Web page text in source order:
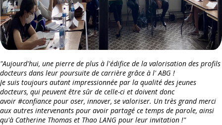
"Aujourd'hui, une pierre de plus à l'édifice de la valorisation des profils
docteurs dans leur poursuite de carrière grâce à l' ABG !
Je suis toujours autant impressionnée par la qualité des jeunes
docteurs, qui peuvent être sûr de celle-ci et doivent donc
avoir #confiance pour oser, innover, se valoriser. Un très grand merci
aux autres intervenants pour avoir partagé ce temps de parole, ainsi
qu'à Catherine Thomas et Thao LANG pour leur invitation !"